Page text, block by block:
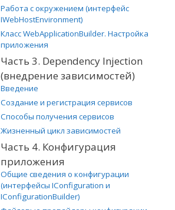
Работа с окружением (интерфейс
IWebHostEnvironment)
Класс WebApplicationBuilder. Настройка
приложения
Часть 3. Dependency Injection
(внедрение зависимостей)
Введение
Создание и регистрация сервисов
Способы получения сервисов
Жизненный цикл зависимостей
Часть 4. Конфигурация
приложения
Общие сведения о конфигурации
(интерфейсы IConfiguration и
IConfigurationBuilder)